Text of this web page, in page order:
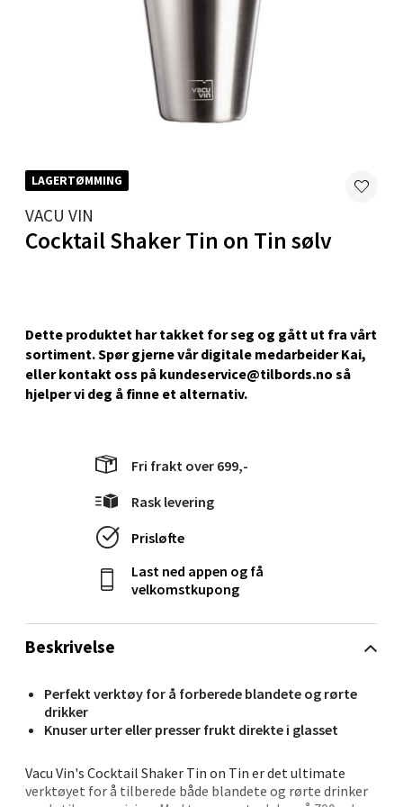
LAGERTØMMING
VACU VIN
Cocktail Shaker Tin on Tin sølv
Dette produktet har takket for seg og gått ut fra vårt
sortiment. Spør gjerne vår digitale medarbeider Kai,
eller kontakt oss på kundeservice@tilbords.no så
hjelper vi deg å ﬁnne et alternativ.
Beskrivelse
Perfekt verktøy for å forberede blandete og rørte
drikker
Knuser urter eller presser frukt direkte i glasset
Vacu Vin's Cocktail Shaker Tin on Tin er det ultimate
verktøyet for å tilberede både blandete og rørte drinker
Fri frakt over 699,-
Rask levering
Prisløfte
Last ned appen og få
velkomstkupong
Harstad - Thon Senter Kanebogen
Skillevegen 5, 9411 Harstad
Åpent i dag 10-20
0 i butikk
Stavanger og Sandnes - Kilden
Senter
Åpent i dag 10-20
Gamle Stokkavei 1, 4313 Sandnes